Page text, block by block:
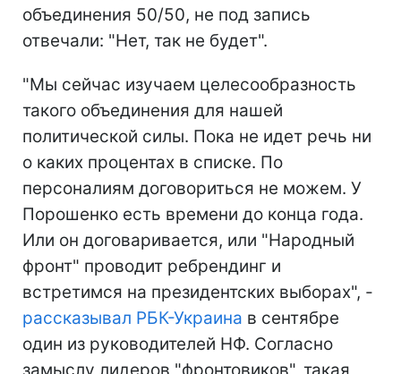
объединения 50/50, не под запись
отвечали: "Нет, так не будет".
"Мы сейчас изучаем целесообразность
такого объединения для нашей
политической силы. Пока не идет речь ни
о каких процентах в списке. По
персоналиям договориться не можем. У
Порошенко есть времени до конца года.
Или он договаривается, или "Народный
фронт" проводит ребрендинг и
встретимся на президентских выборах", -
рассказывал РБК-Украина в сентябре
один из руководителей НФ. Согласно
замыслу лидеров "фронтовиков", такая